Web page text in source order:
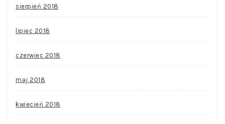
sierpień 2018
lipiec 2018
czerwiec 2018
maj 2018
kwiecień 2018